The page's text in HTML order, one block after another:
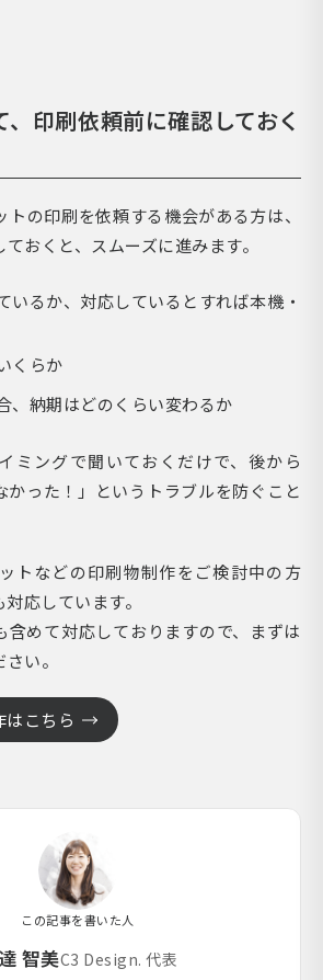
印刷依頼前に確認しておく
の印刷を依頼する機会がある方は、
おくと、スムーズに進みます。
いるか、対応しているとすれば本機・
くらか
、納期はどのくらい変わるか
ミングで聞いておくだけで、後から
かった！」というトラブルを防ぐこと
トなどの印刷物制作をご検討中の方
応しています。
含めて対応しておりますので、まずは
い。
はこちら
この記事を書いた人
智美C3 Design. 代表